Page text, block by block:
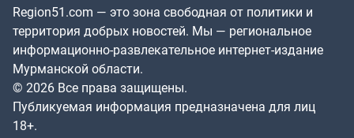
Region51.com — это зона свободная от политики и
территория добрых новостей. Мы — региональное
информационно-развлекательное интернет-издание
Мурманской области.
© 2026 Все права защищены.
Публикуемая информация предназначена для лиц
18+.